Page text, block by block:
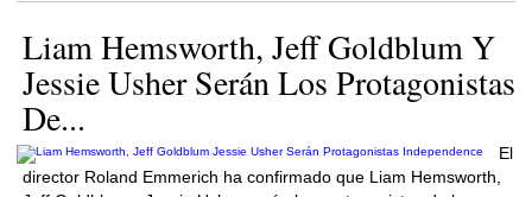
Liam Hemsworth, Jeff Goldblum Y
Jessie Usher Serán Los Protagonistas
De...
El
director Roland Emmerich ha confirmado que Liam Hemsworth,